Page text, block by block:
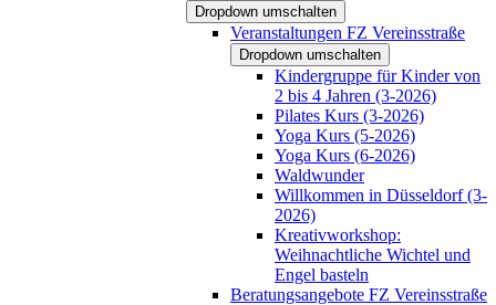
Dropdown umschalten
Veranstaltungen FZ Vereinsstraße
Dropdown umschalten
Kindergruppe für Kinder von
2 bis 4 Jahren (3-2026)
Pilates Kurs (3-2026)
Yoga Kurs (5-2026)
Yoga Kurs (6-2026)
Waldwunder
Willkommen in Düsseldorf (3-
2026)
Kreativworkshop:
Weihnachtliche Wichtel und
Engel basteln
Beratungsangebote FZ Vereinsstraße